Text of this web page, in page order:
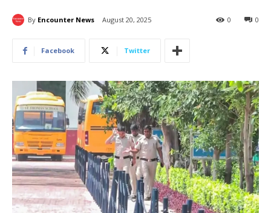
By Encounter News August 20, 2025 0
0
Facebook Twitter